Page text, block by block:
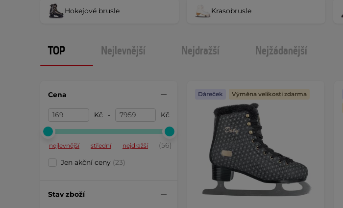
Hokejové brusle Krasobrusle
TOP Nejlevnější Nejdražší Nejžádanější
Cena
Kč - Kč
nejlevnější střední nejdražší
(56)
Jen akční ceny (23)
Stav zboží
Dáreček Výměna velikosti zdarma